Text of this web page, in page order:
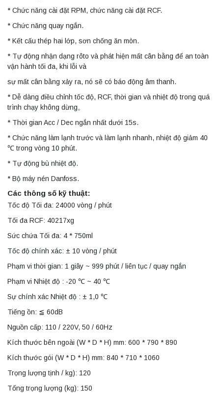
* Chức năng cài đặt RPM, chức năng cài đặt RCF.
* Chức năng quay ngắn.
* Kết cấu thép hai lớp, sơn chống ăn mòn.
* Tự động nhận dạng rôto và phát hiện mất cân bằng để an toàn
vận hành tối đa, khi lỗi và
sự mất cân bằng xảy ra, nó sẽ có báo động âm thanh.
* Dễ dàng điều chỉnh tốc độ, RCF, thời gian và nhiệt độ trong quá
trình chạy không dừng。
* Thời gian Acc / Dec ngắn nhất dưới 15s.
* Chức năng làm lạnh trước và làm lạnh nhanh, nhiệt độ giảm 40
℃ trong vòng 10 phút.
* Tự động bù nhiệt độ.
* Bộ máy nén Danfoss.
Các thông số kỹ thuật:
Tốc độ Tối đa: 24000 vòng / phút
Tối đa RCF: 40217xg
Sức chứa Tối đa: 4 * 750ml
Tốc độ chính xác: ± 10 vòng / phút
Phạm vi thời gian: 1 giây ~ 999 phút / liên tục / quay ngắn
Phạm vi Nhiệt độ : -20 ℃ ~ 40 ℃
Sự chính xác Nhiệt độ : ± 1,0 ℃
Tiếng ồn: ≦ 60dB
Nguồn cấp: 110 / 220V, 50 / 60Hz
Kích thước bên ngoài (W * D * H) mm: 600 * 790 * 890
Kích thước gói (W * D * H) mm: 840 * 710 * 1060
Trọng lượng tịnh / kg): 120
Tổng trọng lượng (kg): 150